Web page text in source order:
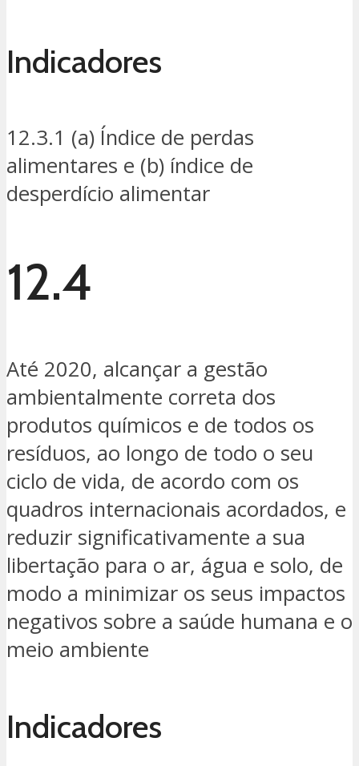
Indicadores
12.3.1 (a) Índice de perdas
alimentares e (b) índice de
desperdício alimentar
12.4
Até 2020, alcançar a gestão
ambientalmente correta dos
produtos químicos e de todos os
resíduos, ao longo de todo o seu
ciclo de vida, de acordo com os
quadros internacionais acordados, e
reduzir significativamente a sua
libertação para o ar, água e solo, de
modo a minimizar os seus impactos
negativos sobre a saúde humana e o
meio ambiente
Indicadores